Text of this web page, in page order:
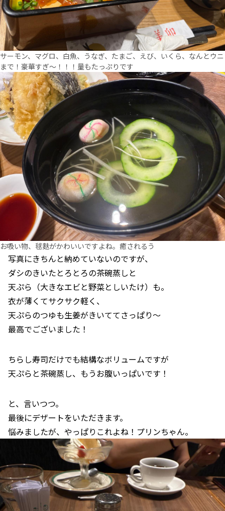
サーモン、マグロ、白魚、うなぎ、たまご、えび、いくら、なんとウニ
まで！豪華すぎ～！！！量もたっぷりです
お吸い物、毬麩がかわいいですよね。癒されるう
写真にきちんと納めていないのですが、
ダシのきいたとろとろの茶碗蒸しと
天ぷら（大きなエビと野菜としいたけ）も。
衣が薄くてサクサク軽く、
天ぷらのつゆも生姜がきいててさっぱり～
最高でございました！
ちらし寿司だけでも結構なボリュームですが
天ぷらと茶碗蒸し、もうお腹いっぱいです！
と、言いつつ。
最後にデザートをいただきます。
悩みましたが、やっぱりこれよね！プリンちゃん。